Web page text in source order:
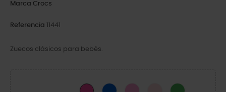
Marca Crocs
Referencia 11441
Zuecos clásicos para bebés.
Pink CrushBlue BoltTaffy PinkPink MilkLime